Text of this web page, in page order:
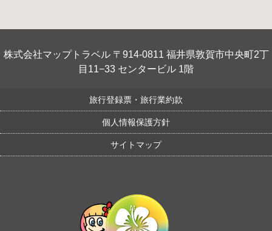
株式会社マップトラベル 〒914-0811 福井県敦賀市中央町2丁
目11−33 センタービル 1階
旅行登録票・旅行業約款
個人情報保護方針
サイトマップ